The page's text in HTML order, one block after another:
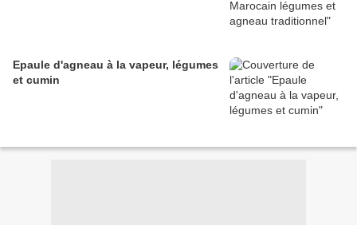
Epaule d'agneau à la vapeur, légumes
et cumin